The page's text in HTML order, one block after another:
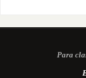
Para